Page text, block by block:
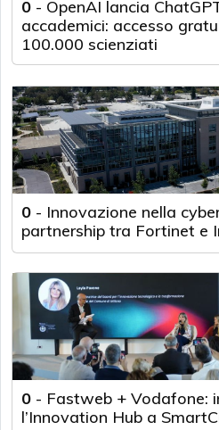
0 - OpenAI lancia
accademici: accesso
100.000 scienziati
0 - Innovazione nella
partnership tra Fortinet e
0 - Fastweb + Vodafone:
l’Innovation Hub a